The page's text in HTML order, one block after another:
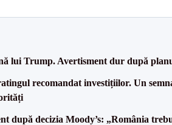
lui Trump. Avertisment dur după
recomandat investițiilor. Un
după decizia Moody’s: „România